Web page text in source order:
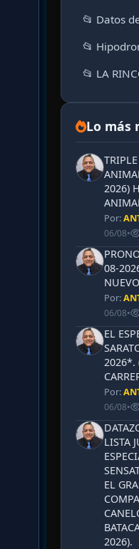
📂 Datos
📂
📂 LA
Lo más
2026)
Por:
06/08•
08-
Por:
06/08•
EL
2026*.
Por:
06/08•
LISTA
EL
2026).